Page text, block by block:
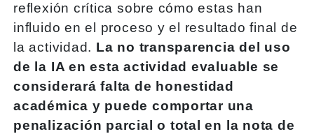
reflexión crítica sobre cómo estas han
influido en el proceso y el resultado final de
la actividad. La no transparencia del uso
de la IA en esta actividad evaluable se
considerará falta de honestidad
académica y puede comportar una
penalización parcial o total en la nota de